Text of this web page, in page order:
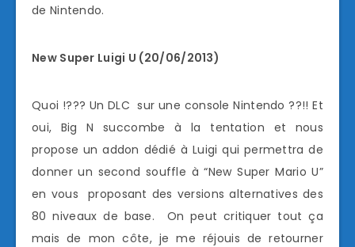
de Nintendo.
New Super Luigi U (20/06/2013)
Quoi !??? Un DLC sur une console Nintendo ??!! Et
oui, Big N succombe à la tentation et nous
propose un addon dédié à Luigi qui permettra de
donner un second souffle à “New Super Mario U”
en vous proposant des versions alternatives des
80 niveaux de base. On peut critiquer tout ça
mais de mon côte, je me réjouis de retourner